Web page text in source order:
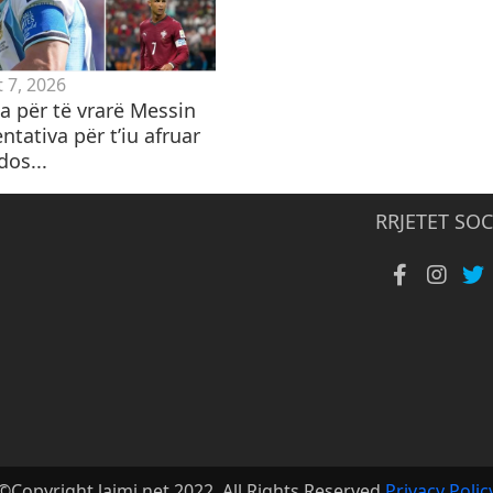
7, 2026
për të vrarë Messin
për t’iu afruar
RRJETET